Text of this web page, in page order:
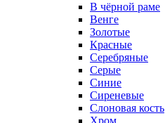
В чёрной раме
Венге
Золотые
Красные
Серебряные
Серые
Синие
Сиреневые
Слоновая кость
Хром